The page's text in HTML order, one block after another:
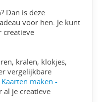
Dan is deze
voor hen. Je kunt
creatieve
kralen, klokjes,
vergelijkbare
Kaarten maken -
al je creatieve